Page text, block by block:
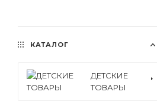
КАТАЛОГ
ДЕТСКИЕ
ТОВАРЫ